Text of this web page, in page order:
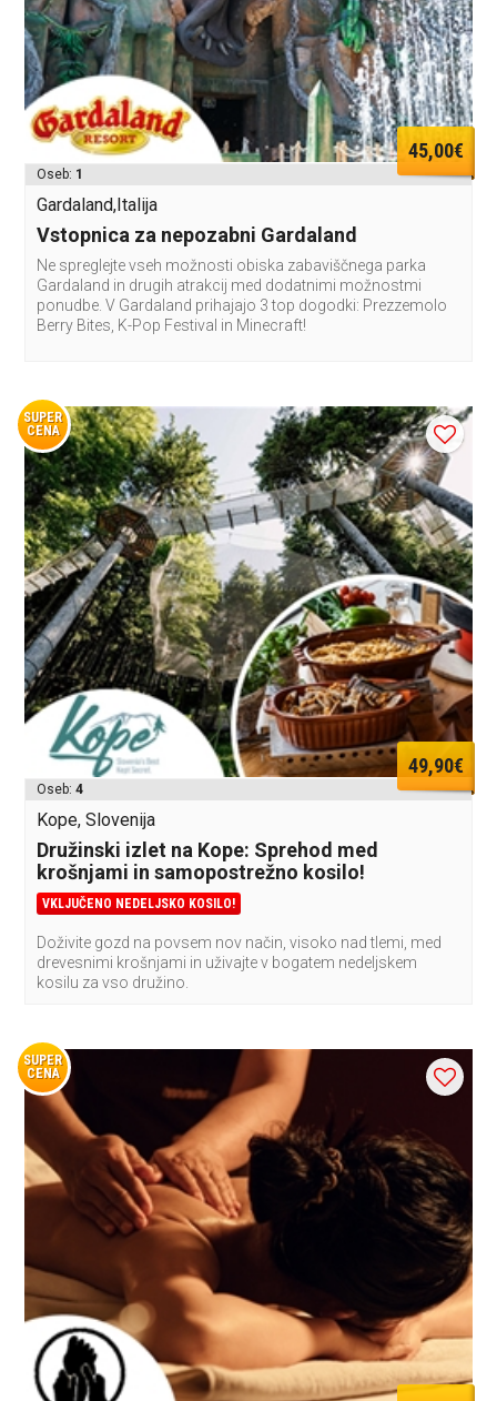
45,00€
Oseb: 1
Gardaland,Italija
Vstopnica za nepozabni Gardaland
Ne spreglejte vseh možnosti obiska zabaviščnega parka
Gardaland in drugih atrakcij med dodatnimi možnostmi
ponudbe. V Gardaland prihajajo 3 top dogodki: Prezzemolo
Berry Bites, K-Pop Festival in Minecraft!
SUPER
CENA
49,90€
Oseb:4
Kope, Slovenija
Družinski izlet na Kope: Sprehod med
krošnjami in samopostrežno kosilo!
VKLJUČENO NEDELJSKO KOSILO!
Doživite gozd na povsem nov način, visoko nad tlemi, med
drevesnimi krošnjami in uživajte v bogatem nedeljskem
kosilu za vso družino.
SUPER
CENA